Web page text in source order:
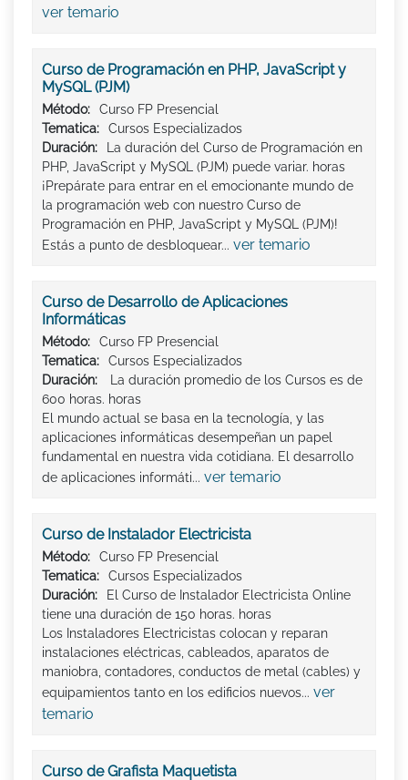
ver temario
Curso de Programación en PHP, JavaScript y
MySQL (PJM)
Método:
Curso FP Presencial
Tematica:
Cursos Especializados
Duración:
La duración del Curso de Programación en
PHP, JavaScript y MySQL (PJM) puede variar. horas
¡Prepárate para entrar en el emocionante mundo de
la programación web con nuestro Curso de
Programación en PHP, JavaScript y MySQL (PJM)!
Estás a punto de desbloquear... ver temario
Curso de Desarrollo de Aplicaciones
Informáticas
Método:
Curso FP Presencial
Tematica:
Cursos Especializados
Duración:
La duración promedio de los Cursos es de
600 horas. horas
El mundo actual se basa en la tecnología, y las
aplicaciones informáticas desempeñan un papel
fundamental en nuestra vida cotidiana. El desarrollo
de aplicaciones informáti... ver temario
Curso de Instalador Electricista
Método:
Curso FP Presencial
Tematica:
Cursos Especializados
Duración:
El Curso de Instalador Electricista Online
tiene una duración de 150 horas. horas
Los Instaladores Electricistas colocan y reparan
instalaciones eléctricas, cableados, aparatos de
maniobra, contadores, conductos de metal (cables) y
equipamientos tanto en los edificios nuevos... ver
temario
Curso de Grafista Maquetista